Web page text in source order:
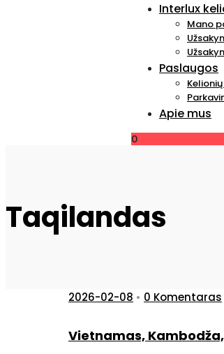
Interlux
Mano
Paslaugos
Apie mus
0
Taqilandas
2026-02-08 • 0 Komentaras
Vietnamas,